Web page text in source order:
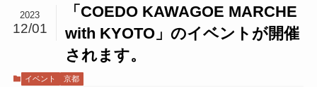
「COEDO KAWAGOE MARCHE
with KYOTO」のイベントが開催
されます。
2023
12/01
イベント
京都